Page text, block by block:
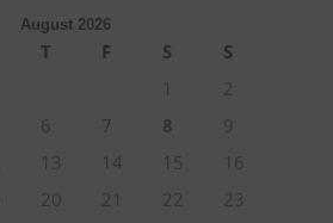
August 2026
T F S
S
1
2
6 7 8
9
13 14 15
16
20 21 22
23